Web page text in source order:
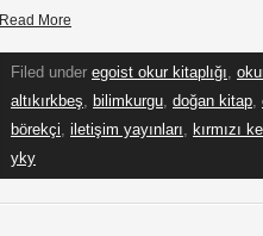
Read More
Filed under egoist okur kitaplığı,
altıkırkbeş, bilimkurgu, doğan kitap,
börekçi, iletişim yayınları, kırmızı
yky